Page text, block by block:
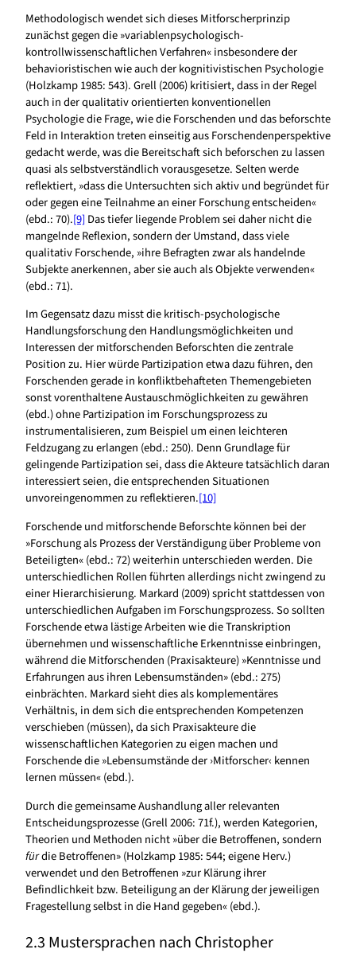
Methodologisch wendet sich dieses Mitforscherprinzip
zunächst gegen die »variablenpsychologisch-
kontrollwissenschaftlichen Verfahren« insbesondere der
behavioristischen wie auch der kognitivistischen Psychologie
(Holzkamp 1985: 543). Grell (2006) kritisiert, dass in der Regel
auch in der qualitativ orientierten konventionellen
Psychologie die Frage, wie die Forschenden und das beforschte
Feld in Interaktion treten einseitig aus Forschendenperspektive
gedacht werde, was die Bereitschaft sich beforschen zu lassen
quasi als selbstverständlich vorausgesetze. Selten werde
reflektiert, »dass die Untersuchten sich aktiv und begründet für
oder gegen eine Teilnahme an einer Forschung entscheiden«
(ebd.: 70).[9] Das tiefer liegende Problem sei daher nicht die
mangelnde Reflexion, sondern der Umstand, dass viele
qualitativ Forschende, »ihre Befragten zwar als handelnde
Subjekte anerkennen, aber sie auch als Objekte verwenden«
(ebd.: 71).
Im Gegensatz dazu misst die kritisch-psychologische
Handlungsforschung den Handlungsmöglichkeiten und
Interessen der mitforschenden Beforschten die zentrale
Position zu. Hier würde Partizipation etwa dazu führen, den
Forschenden gerade in konfliktbehafteten Themengebieten
sonst vorenthaltene Austauschmöglichkeiten zu gewähren
(ebd.) ohne Partizipation im Forschungsprozess zu
instrumentalisieren, zum Beispiel um einen leichteren
Feldzugang zu erlangen (ebd.: 250). Denn Grundlage für
gelingende Partizipation sei, dass die Akteure tatsächlich daran
interessiert seien, die entsprechenden Situationen
unvoreingenommen zu reflektieren.[10]
Forschende und mitforschende Beforschte können bei der
»Forschung als Prozess der Verständigung über Probleme von
Beteiligten« (ebd.: 72) weiterhin unterschieden werden. Die
unterschiedlichen Rollen führten allerdings nicht zwingend zu
einer Hierarchisierung. Markard (2009) spricht stattdessen von
unterschiedlichen Aufgaben im Forschungsprozess. So sollten
Forschende etwa lästige Arbeiten wie die Transkription
übernehmen und wissenschaftliche Erkenntnisse einbringen,
während die Mitforschenden (Praxisakteure) »Kenntnisse und
Erfahrungen aus ihren Lebensumständen» (ebd.: 275)
einbrächten. Markard sieht dies als komplementäres
Verhältnis, in dem sich die entsprechenden Kompetenzen
verschieben (müssen), da sich Praxisakteure die
wissenschaftlichen Kategorien zu eigen machen und
Forschende die »Lebensumstände der ›Mitforscher‹ kennen
lernen müssen« (ebd.).
Durch die gemeinsame Aushandlung aller relevanten
Entscheidungsprozesse (Grell 2006: 71f.), werden Kategorien,
Theorien und Methoden nicht »über die Betroffenen, sondern
fürdie Betroffenen» (Holzkamp 1985: 544; eigene Herv.)
verwendet und den Betroffenen »zur Klärung ihrer
Befindlichkeit bzw. Beteiligung an der Klärung der jeweiligen
Fragestellung selbst in die Hand gegeben« (ebd.).
2.3 Mustersprachen nach Christopher